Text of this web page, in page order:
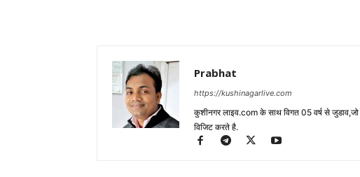
Prabhat
https://kushinagarlive.com
कुशीनगर लाइव.com के साथ विगत 05 वर्ष से जुडाव,जो
विजिट करते है.